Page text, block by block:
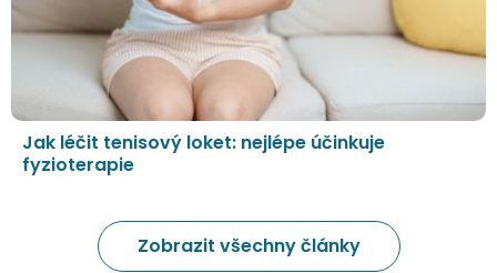
Jak léčit tenisový loket: nejlépe účinkuje
fyzioterapie
Zobrazit všechny články